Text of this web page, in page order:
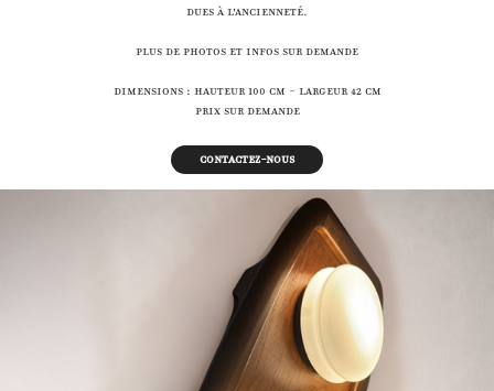
dues à l'ancienneté.
Plus de photos et infos sur demande
Dimensions : Hauteur 100 cm - Largeur 42 cm
Prix sur demande
Contactez-nous